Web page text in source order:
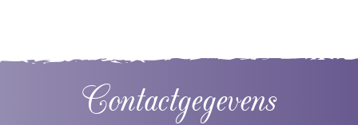
Contactgegevens